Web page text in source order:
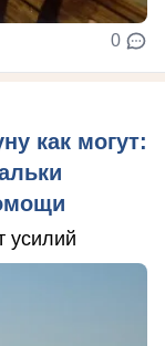
0
как могут:
усилий